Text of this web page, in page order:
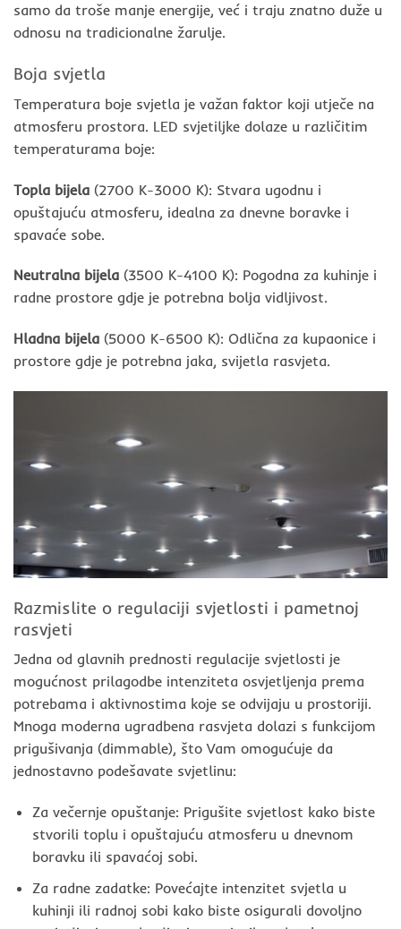
samo da troše manje energije, već i traju znatno duže u
odnosu na tradicionalne žarulje.
Boja svjetla
Temperatura boje svjetla je važan faktor koji utječe na
atmosferu prostora. LED svjetiljke dolaze u različitim
temperaturama boje:
Topla bijela (2700 K-3000 K): Stvara ugodnu i
opuštajuću atmosferu, idealna za dnevne boravke i
spavaće sobe.
Neutralna bijela (3500 K-4100 K): Pogodna za kuhinje i
radne prostore gdje je potrebna bolja vidljivost.
Hladna bijela (5000 K-6500 K): Odlična za kupaonice i
prostore gdje je potrebna jaka, svijetla rasvjeta.
Razmislite o regulaciji svjetlosti i pametnoj
rasvjeti
Jedna od glavnih prednosti regulacije svjetlosti je
mogućnost prilagodbe intenziteta osvjetljenja prema
potrebama i aktivnostima koje se odvijaju u prostoriji.
Mnoga moderna ugradbena rasvjeta dolazi s funkcijom
prigušivanja (dimmable), što Vam omogućuje da
jednostavno podešavate svjetlinu:
Za večernje opuštanje: Prigušite svjetlost kako biste
stvorili toplu i opuštajuću atmosferu u dnevnom
boravku ili spavaćoj sobi.
Za radne zadatke: Povećajte intenzitet svjetla u
kuhinji ili radnoj sobi kako biste osigurali dovoljno